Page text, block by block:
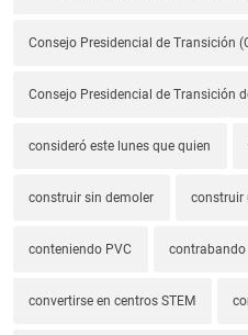
Consejo Presidencial de Transición
Consejo Presidencial de Transición
consideró este lunes que quien
construir sin demoler construir
conteniendo PVC contrabando
convertirse en centros STEM